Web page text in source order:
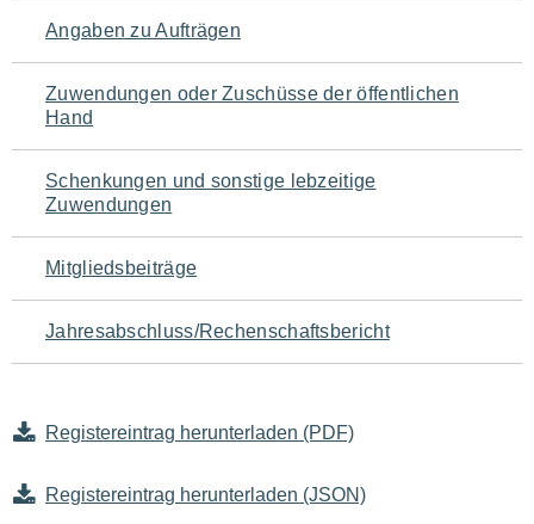
Angaben zu Aufträgen
Zuwendungen oder Zuschüsse der öffentlichen
Hand
Schenkungen und sonstige lebzeitige
Zuwendungen
Mitgliedsbeiträge
Jahresabschluss/Rechenschaftsbericht
Registereintrag herunterladen (PDF)
Registereintrag herunterladen (JSON)